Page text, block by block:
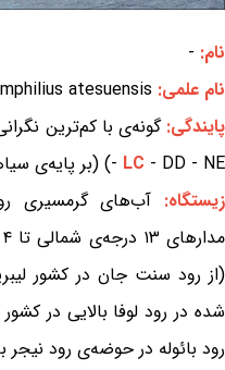
نام: -
نام علمی: atesuensis
پایندگی:
- LC - DD - NE) (بر پایه‌ی سیاهه‌ی سرخ IUCN)
زیستگاه: آب‌های گرمسیری
(از رود سنت جان در کشور
شده در رود لوفا بالایی در
رود بائوله در حوضه‌ی رود نیجر